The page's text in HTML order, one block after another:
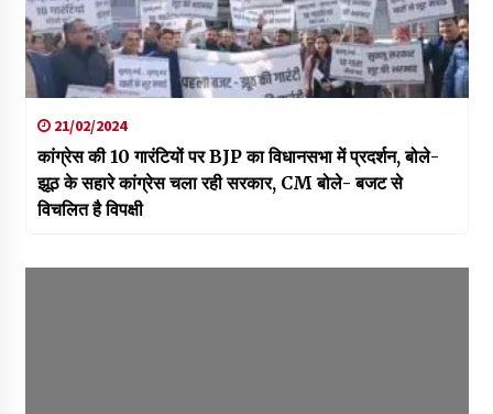
21/02/2024
कांग्रेस की 10 गारंटियों पर BJP का विधानसभा में प्रदर्शन, बोले-
झूठ के सहारे कांग्रेस चला रही सरकार, CM बोले- बजट से
विचलित है विपक्षी